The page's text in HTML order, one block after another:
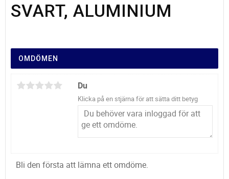
SVART, ALUMINIUM
OMDÖMEN
Du
Klicka på en stjärna för att sätta ditt betyg
Bli den första att lämna ett omdöme.